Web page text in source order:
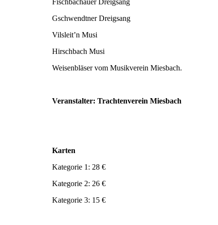
Fischbachauer Dreigsang
Gschwendtner Dreigsang
Vilsleit’n Musi
Hirschbach Musi
Weisenbläser vom Musikverein Miesbach.
Veranstalter: Trachtenverein Miesbach
Karten
Kategorie 1: 28 €
Kategorie 2: 26 €
Kategorie 3: 15 €